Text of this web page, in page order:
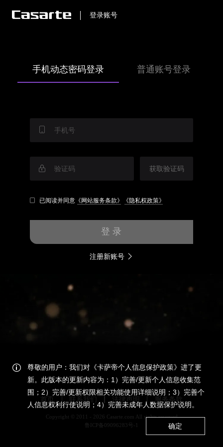
登录账号
手机动态密码登录 普通账号登录
获取验证码
已阅读并同意《网站服务条款》 《隐私权政策》
登 录
注册新账号
首页 联系我们 法律声明 服务条款
Copyright © 2011 - 2026 Casarte.com All rights reserved
鲁ICP备09096283号-1
尊敬的用户：我们对《卡萨帝个人信息保护政策》进了更
新。此版本的更新内容为：1）完善/更新个人信息收集范
围；2）完善/更新权限相关功能使用详细说明；3）完善个
人信息权利行使说明；4）完善未成年人数据保护说明。
确定